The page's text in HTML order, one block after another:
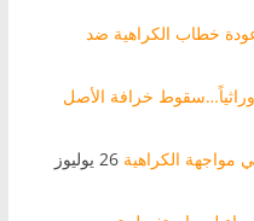
خطاب الكراهية ضد
أمازيغ وراثياً…سقوط خرافة الأصل
مواجهة الكراهية
26 يوليوز